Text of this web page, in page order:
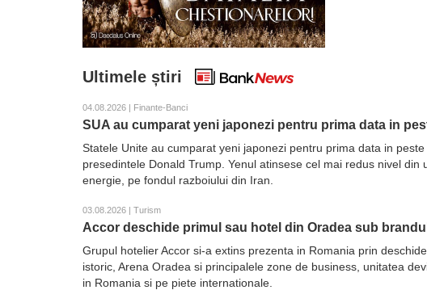
Ultimele știri
04.08.2026 | Finante-Banci
SUA au cumparat yeni japonezi pentru prima data in
Statele Unite au cumparat yeni japonezi pentru prima data in
presedintele Donald Trump. Yenul atinsese cel mai redus nivel
energie, pe fondul razboiului din Iran.
03.08.2026 | Turism
Accor deschide primul sau hotel din Oradea sub
Grupul hotelier Accor si-a extins prezenta in Romania prin
istoric, Arena Oradea si principalele zone de business, unitatea
in Romania si pe piete internationale.